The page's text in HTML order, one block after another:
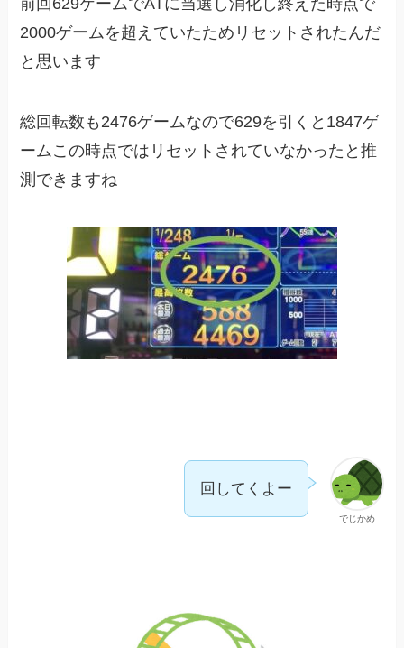
2000ゲームを超えていたためリセットされたんだ
と思います
総回転数も2476ゲームなので629を引くと1847ゲ
ームこの時点ではリセットされていなかったと推
測できますね
でじかめ
回してくよー